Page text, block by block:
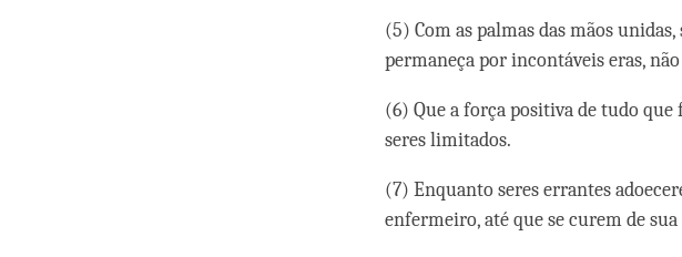
(5) Com as palmas das mãos
permaneça por incontáveis eras,
(6) Que a força positiva de tudo
seres limitados.
(7) Enquanto seres errantes
enfermeiro, até que se curem de sua